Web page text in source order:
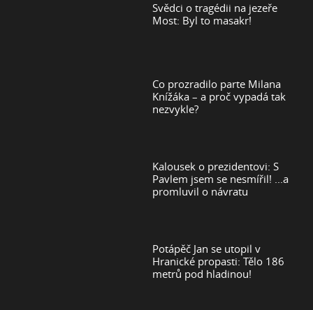
Svědci o tragédii na jezeře
Most: Byl to masakr!
Co prozradilo parte Milana
Knížáka – a proč vypadá tak
nezvykle?
Kalousek o prezidentovi: S
Pavlem jsem se nesmířil! ...a
promluvil o návratu
Potápěč Jan se utopil v
Hranické propasti: Tělo 186
metrů pod hladinou!